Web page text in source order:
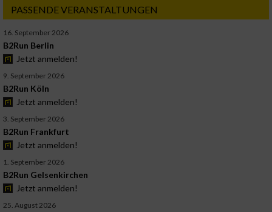
PASSENDE VERANSTALTUNGEN
16. September 2026
B2Run Berlin
Jetzt anmelden!
9. September 2026
B2Run Köln
Jetzt anmelden!
3. September 2026
B2Run Frankfurt
Jetzt anmelden!
1. September 2026
B2Run Gelsenkirchen
Jetzt anmelden!
25. August 2026